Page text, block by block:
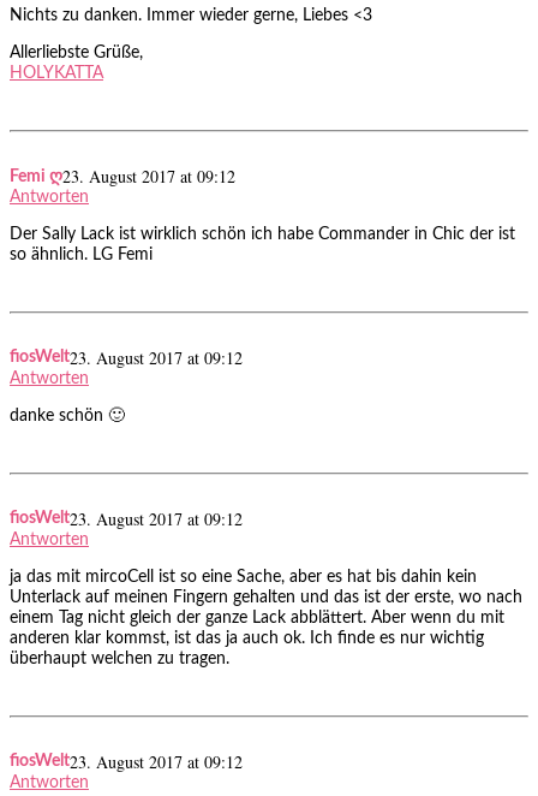
Nichts zu danken. Immer wieder gerne, Liebes <3
Allerliebste Grüße,
HOLYKATTA
Femi ღ23. August 2017 at 09:12
Antworten
Der Sally Lack ist wirklich schön ich habe Commander in Chic der ist
so ähnlich. LG Femi
fiosWelt23. August 2017 at 09:12
Antworten
danke schön 🙂
fiosWelt23. August 2017 at 09:12
Antworten
ja das mit mircoCell ist so eine Sache, aber es hat bis dahin kein
Unterlack auf meinen Fingern gehalten und das ist der erste, wo nach
einem Tag nicht gleich der ganze Lack abblättert. Aber wenn du mit
anderen klar kommst, ist das ja auch ok. Ich finde es nur wichtig
überhaupt welchen zu tragen.
fiosWelt23. August 2017 at 09:12
Antworten